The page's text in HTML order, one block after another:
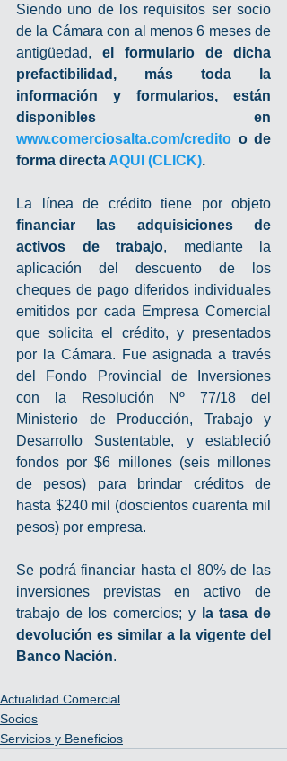
Siendo uno de los requisitos ser socio
de la Cámara con al menos 6 meses de
antigüedad, el formulario de dicha
prefactibilidad, más toda la
información y formularios, están
www.comerciosalta.com/credito o de
forma directa AQUI (CLICK).
La línea de crédito tiene por objeto
financiar las adquisiciones de
activos de trabajo, mediante la
aplicación del descuento de los
cheques de pago diferidos individuales
emitidos por cada Empresa Comercial
que solicita el crédito, y presentados
por la Cámara. Fue asignada a través
del Fondo Provincial de Inversiones
con la Resolución Nº 77/18 del
Ministerio de Producción, Trabajo y
Desarrollo Sustentable, y estableció
fondos por $6 millones (seis millones
de pesos) para brindar créditos de
hasta $240 mil (doscientos cuarenta mil
pesos) por empresa.
Se podrá financiar hasta el 80% de las
inversiones previstas en activo de
trabajo de los comercios; y
la tasa de
devolución es similar a la vigente del
Banco Nación.
Actualidad Comercial
Socios
Servicios y Beneficios